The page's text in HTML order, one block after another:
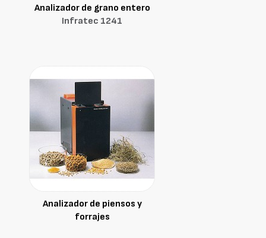
Analizador de grano entero
Infratec 1241
Analizador de piensos y
forrajes